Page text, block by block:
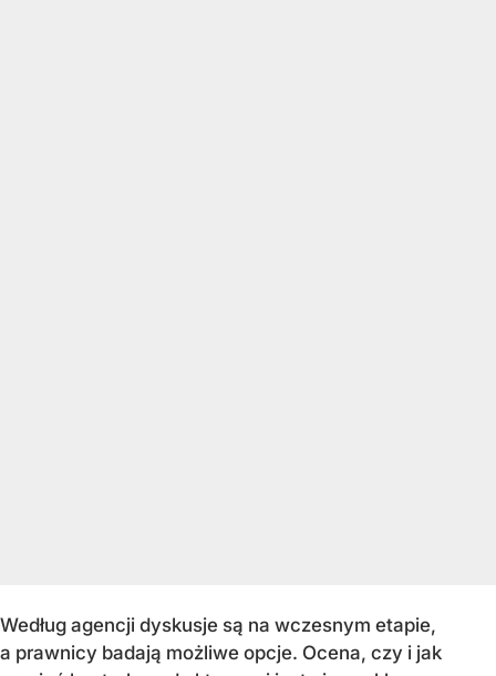
Według agencji dyskusje są na wczesnym etapie,
a prawnicy badają możliwe opcje. Ocena, czy i jak